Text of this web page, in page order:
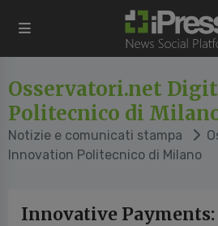
Osservatori.net
Politecnico di
Notizie e comunicati stampa
Innovation Politecnico di Milano
Innovative Payments: